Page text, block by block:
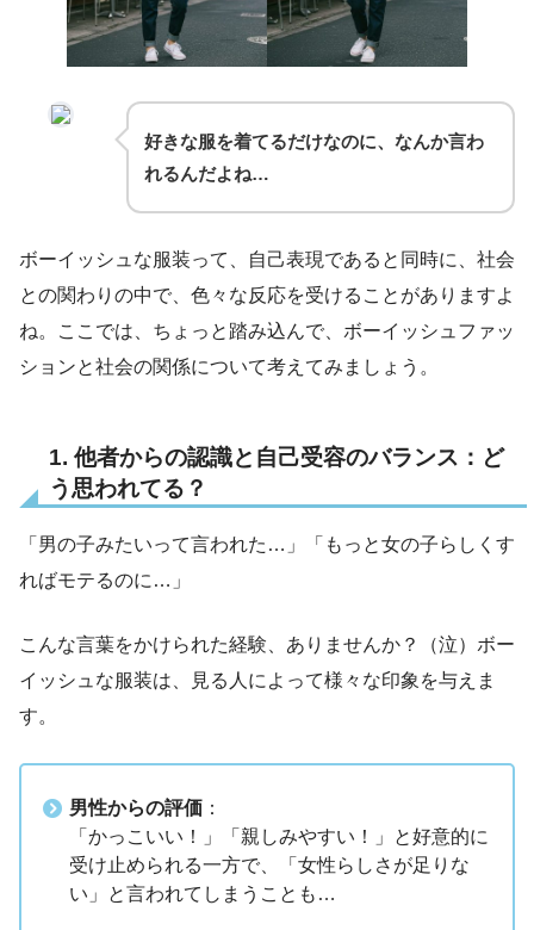
好きな服を着てるだけなのに、なんか言わ
れるんだよね…
ボーイッシュな服装って、自己表現であると同時に、社会
との関わりの中で、色々な反応を受けることがありますよ
ね。ここでは、ちょっと踏み込んで、ボーイッシュファッ
ションと社会の関係について考えてみましょう。
1. 他者からの認識と自己受容のバランス：ど
う思われてる？
「男の子みたいって言われた…」「もっと女の子らしくす
ればモテるのに…」
こんな言葉をかけられた経験、ありませんか？（泣）ボー
イッシュな服装は、見る人によって様々な印象を与えま
す。
男性からの評価 ：
「かっこいい！」「親しみやすい！」と好意的に
受け止められる一方で、「女性らしさが足りな
い」と言われてしまうことも…